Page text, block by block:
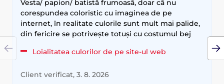
Vesta/ papion/ batistă frumoasă, doar că nu
corespundea coloristic cu imaginea de pe
internet, în realitate culorile sunt mult mai palide,
din fericire se potrivește totuși cu costumul bej
Loialitatea culorilor de pe site-ul web
Client verificat, 3. 8. 2026